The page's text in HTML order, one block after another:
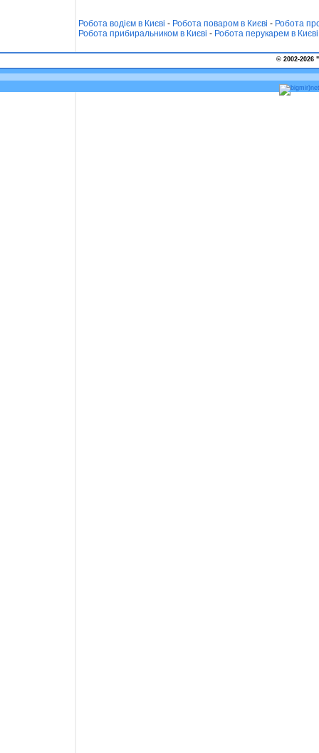
Робота водієм в Києві - Робота поваром в Києві - Робота
Робота прибиральником в Києві - Робота перукарем в Києві
© 2002-2026